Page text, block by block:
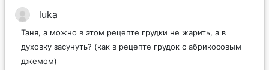
luka
Таня, а можно в этом рецепте грудки не жарить, а в
духовку засунуть? (как в рецепте грудок с абрикосовым
джемом)